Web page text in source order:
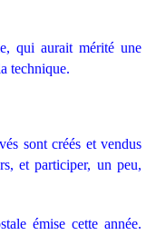
qui aurait mérité une
technique.
sont créés et vendus
et participer, un peu,
émise cette année.